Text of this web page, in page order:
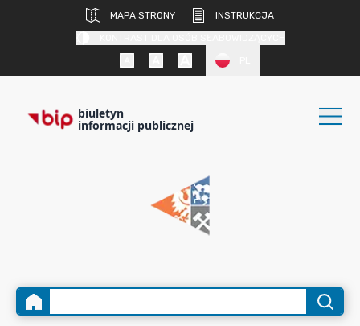
MAPA STRONY
INSTRUKCJA
biuletyn
informacji publicznej